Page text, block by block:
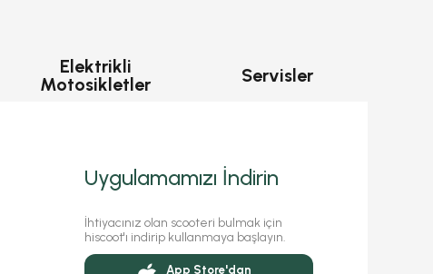
Elektrikli
Motosikletler
Servisler
Uygulamamızı İndirin
İhtiyacınız olan scooteri bulmak için
hiscoot'ı indirip kullanmaya başlayın.
App Store'dan